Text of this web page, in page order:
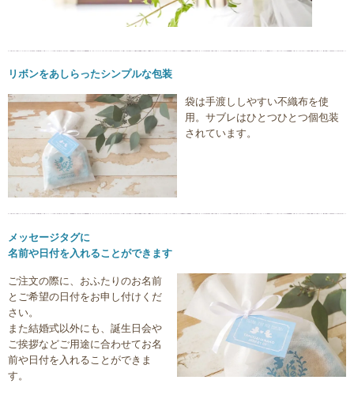
リボンをあしらったシンプルな包装
袋は手渡ししやすい不織布を使
用。サブレはひとつひとつ個包装
されています。
メッセージタグに
名前や日付を入れることができます
ご注文の際に、おふたりのお名前
とご希望の日付をお申し付けくだ
さい。
また結婚式以外にも、誕生日会や
ご挨拶などご用途に合わせてお名
前や日付を入れることができま
す。